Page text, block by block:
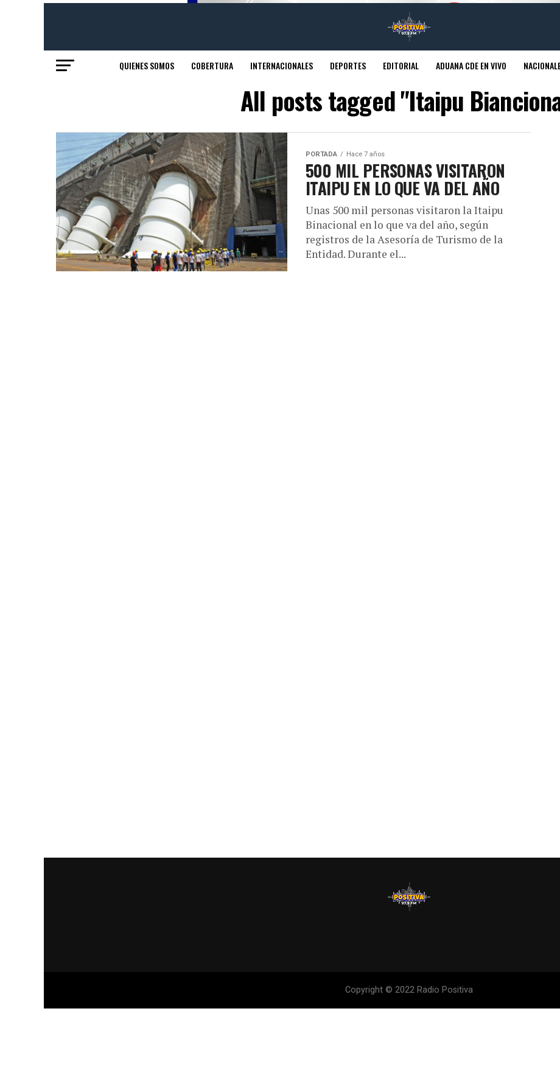
QUIENES SOMOS COBERTURA INTERNACIONALES DEPORTES EDITORIAL ADUANA CDE EN VIVO
All posts tagged "Itaipu
PORTADA Hace 7 años
500 MIL PERSONAS VISITARON
ITAIPU EN LO QUE VA DEL AÑO
Unas 500 mil personas visitaron la Itaipu
Binacional en lo que va del año, según
registros de la Asesoría de Turismo de la
Entidad. Durante el...
Copyright © 2022 Radio Positiva